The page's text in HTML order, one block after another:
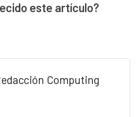
este artículo?
Computing